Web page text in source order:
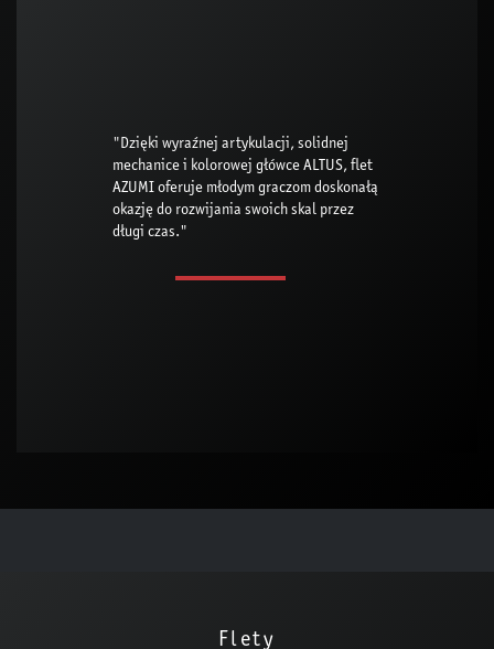
"Dzięki wyraźnej artykulacji, solidnej
mechanice i kolorowej główce ALTUS, flet
AZUMI oferuje młodym graczom doskonałą
okazję do rozwijania swoich skal przez
długi czas."
Flety